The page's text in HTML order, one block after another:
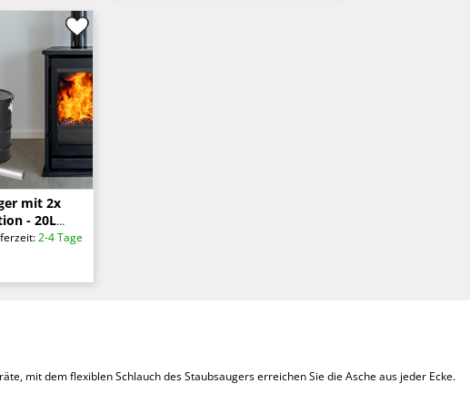
mit 2x
- 20L
2-4 Tage
mit dem flexiblen Schlauch des Staubsaugers erreichen Sie die Asche aus jeder Ecke.